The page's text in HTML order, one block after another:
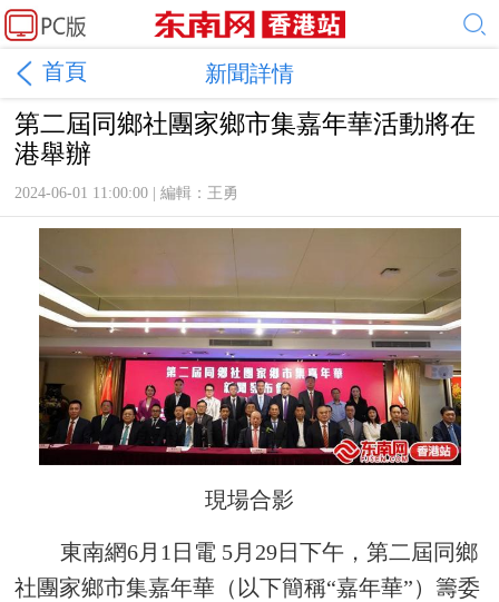
首頁 新聞詳情
第二屆同鄉社團家鄉市集嘉年華活動將在
港舉辦
2024-06-01 11:00:00 | 編輯：王勇
現場合影
東南網6月1日電 5月29日下午，第二屆同鄉
社團家鄉市集嘉年華（以下簡稱“嘉年華”）籌委